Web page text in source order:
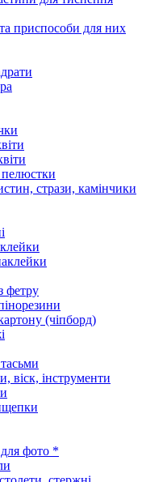
приспособи для них
стрази, камінчики
фетру
(чіпборд)
віск, інструменти
фото *